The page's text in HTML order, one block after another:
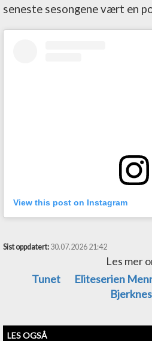
seneste sesongene vært en
View this post on Instagram
Sist oppdatert: 30.07.2026 21:42
Les mer
Tunet
Eliteserien
Bjerknes
LES OGSÅ